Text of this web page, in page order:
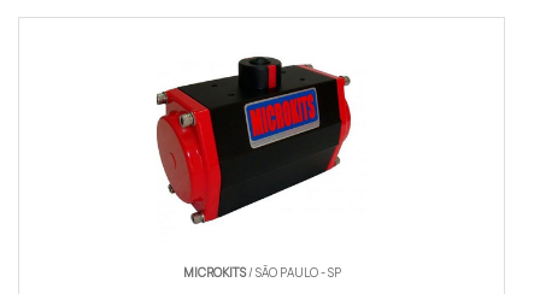
MICROKITS/ SÃO PAULO - SP